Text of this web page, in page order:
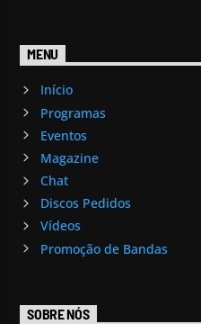
MENU
Início
Programas
Eventos
Magazine
Chat
Discos Pedidos
Vídeos
Promoção de Bandas
SOBRE NÓS